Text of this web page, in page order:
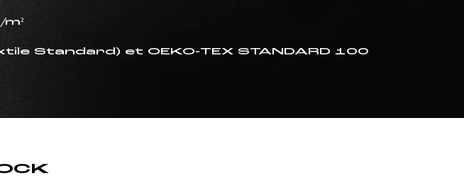
Standard) et OEKO-TEX STANDARD 100